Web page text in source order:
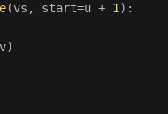
(vs, start=u + 1 ):